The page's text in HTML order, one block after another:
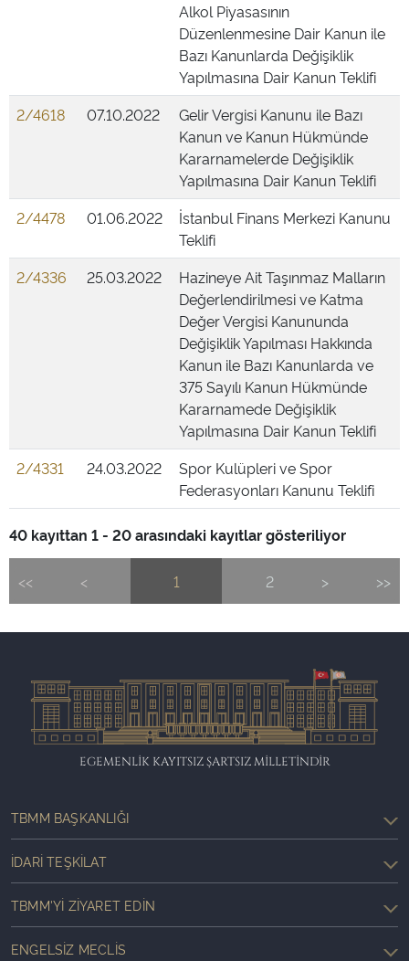
Alkol Piyasasının
Düzenlenmesine Dair Kanun ile
Bazı Kanunlarda Değişiklik
Yapılmasına Dair Kanun Teklifi
2/4618
07.10.2022
Gelir Vergisi Kanunu ile Bazı
Kanun ve Kanun Hükmünde
Kararnamelerde Değişiklik
Yapılmasına Dair Kanun Teklifi
2/4478
01.06.2022
İstanbul Finans Merkezi Kanunu
Teklifi
2/4336
25.03.2022
Hazineye Ait Taşınmaz Malların
Değerlendirilmesi ve Katma
Değer Vergisi Kanununda
Değişiklik Yapılması Hakkında
Kanun ile Bazı Kanunlarda ve
375 Sayılı Kanun Hükmünde
Kararnamede Değişiklik
Yapılmasına Dair Kanun Teklifi
2/4331
24.03.2022
Spor Kulüpleri ve Spor
Federasyonları Kanunu Teklifi
40 kayıttan 1 - 20 arasındaki kayıtlar gösteriliyor
<< < 1 2 > >>
EGEMENLİK KAYITSIZ ŞARTSIZ MİLLETİNDİR
TBMM BAŞKANLIĞI
İDARI TEŞKILAT
TBMM'YI ZIYARET EDIN
ENGELSIZ MECLIS